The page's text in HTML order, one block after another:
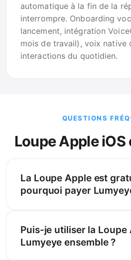
automatique à la fin de la
interrompre. Onboarding
lancement, intégration
mois de travail), voix native
interactions du quotidien.
QUESTIONS
Loupe Apple iOS
La Loupe Apple est
pourquoi payer
Puis-je utiliser la Loupe
Lumyeye ensemble ?